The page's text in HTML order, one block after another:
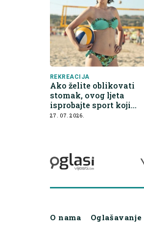
REKREACIJA
Ako želite oblikovati
stomak, ovog ljeta
isprobajte sport koji
obožavaju i supermodeli
27. 07. 2026.
O nama Oglašavanje